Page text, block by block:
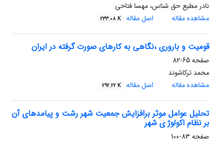
نادر مطیع حق شناس، مهسا فتاحی
مشاهده مقاله
اصل مقاله 233.08 K
قومیت و باروری ،نگاهی به کارهای صورت گرفته در ایران
صفحه65-82
محمد ترکاشوند
مشاهده مقاله
اصل مقاله 292.22 K
تحلیل عوامل موثر برافزایش جمعیت شهر رشت و پیامدهای آن
بر نظام اکولوژ ی شهر
صفحه 83-100